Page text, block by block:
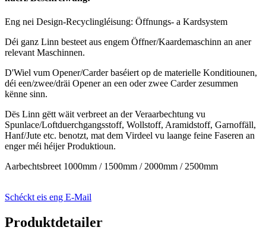
Eng nei Design-Recyclingléisung: Öffnungs- a Kardsystem
Déi ganz Linn besteet aus engem Öffner/Kaardemaschinn an aner
relevant Maschinnen.
D'Wiel vum Opener/Carder baséiert op de materielle Konditiounen,
déi een/zwee/dräi Opener an een oder zwee Carder zesummen
kënne sinn.
Dës Linn gëtt wäit verbreet an der Veraarbechtung vu
Spunlace/Loftduerchgangsstoff, Wollstoff, Aramidstoff, Garnoffäll,
Hanf/Jute etc. benotzt, mat dem Virdeel vu laange feine Faseren an
enger méi héijer Produktioun.
Aarbechtsbreet 1000mm / 1500mm / 2000mm / 2500mm
Schéckt eis eng E-Mail
Produktdetailer